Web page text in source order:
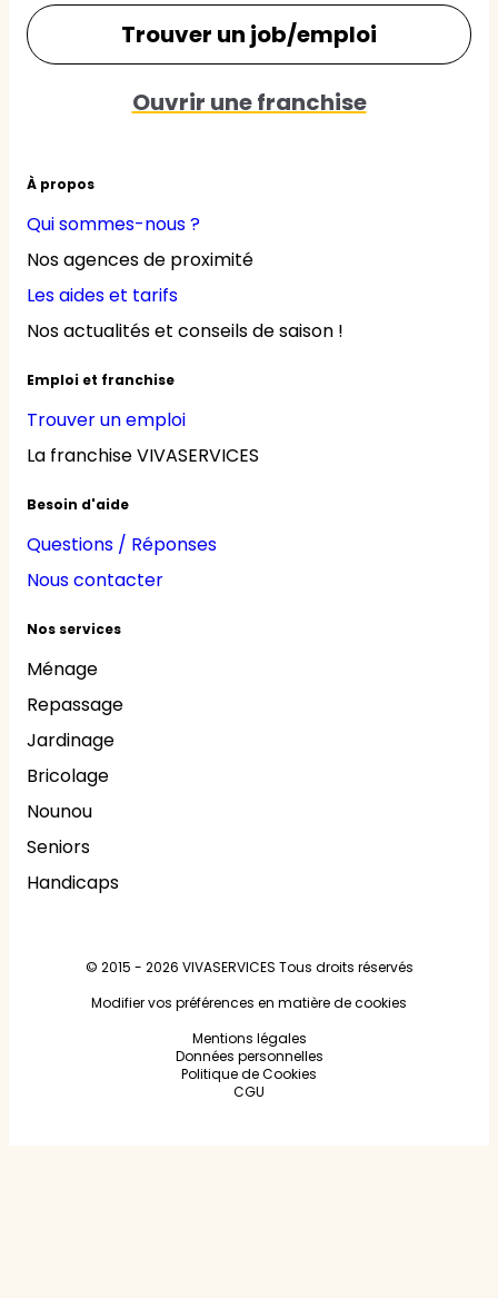
À propos
Qui sommes-nous ?
Nos agences de proximité
Les aides et tarifs
Nos actualités et conseils de saison !
Emploi et franchise
Trouver un emploi
La franchise VIVASERVICES
Besoin d'aide
Questions / Réponses
Nous contacter
Nos services
Ménage
Repassage
Jardinage
Bricolage
Nounou
Seniors
Handicaps
Trouver un job/emploi
Ouvrir une franchise
© 2015 - 2026 VIVASERVICES Tous droits réservés
Modifier vos préférences en matière de cookies
Mentions légales
Données personnelles
Politique de Cookies
CGU